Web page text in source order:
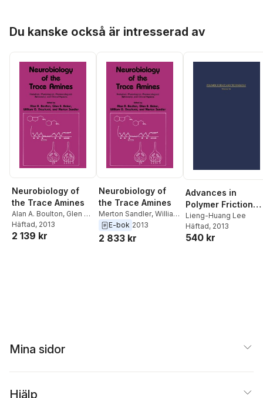
Du kanske också är intresserad av
Neurobiology of
the Trace Amines
Alan A. Boulton, Glen B.
Baker,William G.
Dewhurst,
Häftad, 2013
2 139 kr
Neurobiology of
the Trace Amines
Merton Sandler, William
G. Dewhurst,Glen B.
Baker,Alan A. Boulton
E-bok 2013
2 833 kr
Advances in
Polymer Friction
and Wear
Lieng-Huang Lee
Häftad, 2013
540 kr
Mina sidor
Hjälp